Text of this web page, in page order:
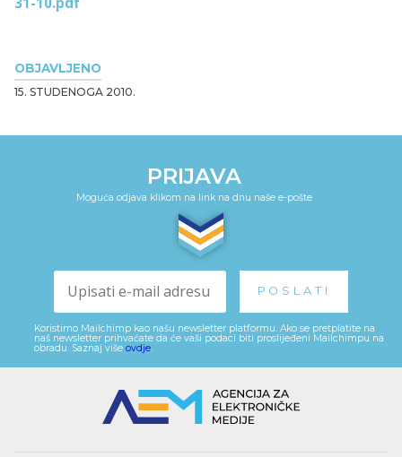
OBJAVLJENO
15. STUDENOGA 2010.
PRIJAVA
Moguća odjava klikom na link na dnu naše e-pošte
Koristimo Mailchimp kao našu newsletter platformu. Ako se pretplatite na
naš newsletter prihvaćate da će vaši podaci biti proslijeđeni Mailchimpu na
obradu. Saznaj više ovdje